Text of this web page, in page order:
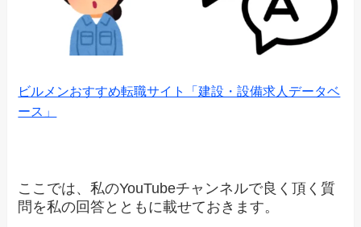
ビルメンおすすめ転職サイト「建設・設備求人データベ
ース」
ここでは、私のYouTubeチャンネルで良く頂く質
問を私の回答とともに載せておきます。